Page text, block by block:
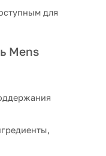
для
Mens